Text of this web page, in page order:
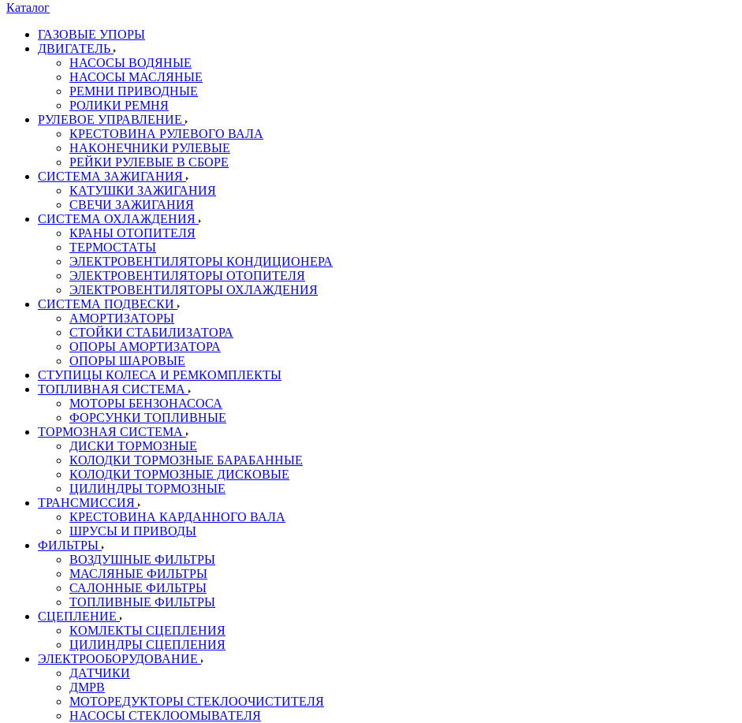
Каталог
ГАЗОВЫЕ УПОРЫ
ДВИГАТЕЛЬ
НАСОСЫ ВОДЯНЫЕ
НАСОСЫ МАСЛЯНЫЕ
РЕМНИ ПРИВОДНЫЕ
РОЛИКИ РЕМНЯ
РУЛЕВОЕ УПРАВЛЕНИЕ
КРЕСТОВИНА РУЛЕВОГО ВАЛА
НАКОНЕЧНИКИ РУЛЕВЫЕ
РЕЙКИ РУЛЕВЫЕ В СБОРЕ
СИСТЕМА ЗАЖИГАНИЯ
КАТУШКИ ЗАЖИГАНИЯ
СВЕЧИ ЗАЖИГАНИЯ
СИСТЕМА ОХЛАЖДЕНИЯ
КРАНЫ ОТОПИТЕЛЯ
ТЕРМОСТАТЫ
ЭЛЕКТРОВЕНТИЛЯТОРЫ КОНДИЦИОНЕРА
ЭЛЕКТРОВЕНТИЛЯТОРЫ ОТОПИТЕЛЯ
ЭЛЕКТРОВЕНТИЛЯТОРЫ ОХЛАЖДЕНИЯ
СИСТЕМА ПОДВЕСКИ
АМОРТИЗАТОРЫ
СТОЙКИ СТАБИЛИЗАТОРА
ОПОРЫ АМОРТИЗАТОРА
ОПОРЫ ШАРОВЫЕ
СТУПИЦЫ КОЛЕСА И РЕМКОМПЛЕКТЫ
ТОПЛИВНАЯ СИСТЕМА
МОТОРЫ БЕНЗОНАСОСА
ФОРСУНКИ ТОПЛИВНЫЕ
ТОРМОЗНАЯ СИСТЕМА
ДИСКИ ТОРМОЗНЫЕ
КОЛОДКИ ТОРМОЗНЫЕ БАРАБАННЫЕ
КОЛОДКИ ТОРМОЗНЫЕ ДИСКОВЫЕ
ЦИЛИНДРЫ ТОРМОЗНЫЕ
ТРАНСМИССИЯ
КРЕСТОВИНА КАРДАННОГО ВАЛА
ШРУСЫ И ПРИВОДЫ
ФИЛЬТРЫ
ВОЗДУШНЫЕ ФИЛЬТРЫ
МАСЛЯНЫЕ ФИЛЬТРЫ
САЛОННЫЕ ФИЛЬТРЫ
ТОПЛИВНЫЕ ФИЛЬТРЫ
СЦЕПЛЕНИЕ
КОМЛЕКТЫ СЦЕПЛЕНИЯ
ЦИЛИНДРЫ СЦЕПЛЕНИЯ
ЭЛЕКТРООБОРУДОВАНИЕ
ДАТЧИКИ
ДМРВ
МОТОРЕДУКТОРЫ СТЕКЛООЧИСТИТЕЛЯ
НАСОСЫ СТЕКЛООМЫВАТЕЛЯ